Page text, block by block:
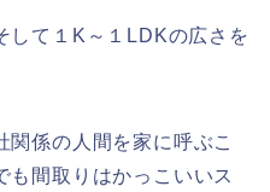
して１K～１LDKの広さを
関係の人間を家に呼ぶこ
も間取りはかっこいいス